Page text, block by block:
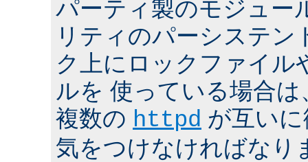
パーティ製のモジュー
リティのパーシステン
ク上にロックファイル
ルを 使っている場合
複数の httpd が互い
気をつけなければなり